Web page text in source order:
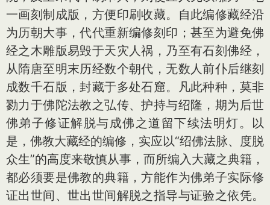
一画刻制成版，方便印刷收藏。自此编修藏经沿
为历朝大事，代代重新编修刻印；甚至为避免佛
经之木雕版易毁于天灾人祸，乃至有石刻佛经，
从隋唐至明末历经数个朝代，无数人前仆后继刻
成数千石版，封藏于多处石窟。凡此种种，莫非
勠力于佛陀法教之弘传、护持与绍隆，期为后世
佛弟子修证解脱与成佛之道留下续法明灯。以
是，佛教大藏经的编修，实应以“绍佛法脉、度脱
众生”的高度来敬慎从事，而所编入大藏之典籍，
都必须要是佛教的典籍，方能作为佛弟子实际修
证出世间、世出世间解脱之指导与证验之依凭。